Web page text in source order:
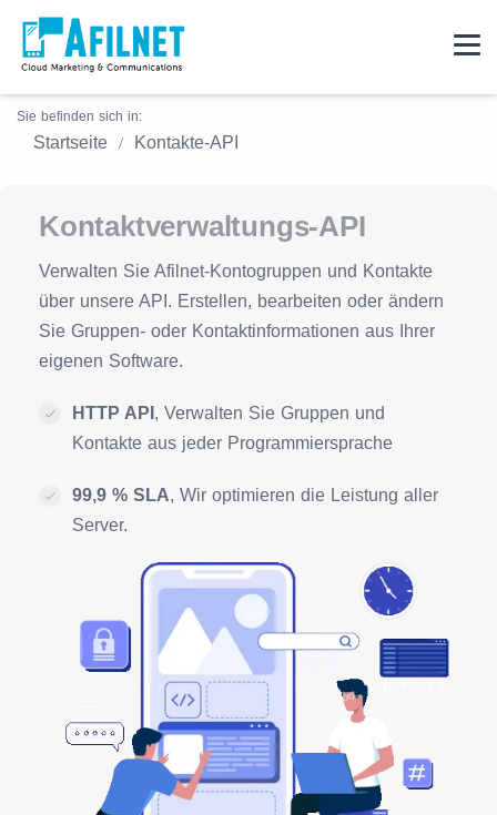
Sie befinden sich in:
Startseite Kontakte-API
Kontaktverwaltungs-API
Verwalten Sie Afilnet-Kontogruppen und Kontakte
über unsere API. Erstellen, bearbeiten oder ändern
Sie Gruppen- oder Kontaktinformationen aus Ihrer
eigenen Software.
HTTP API , Verwalten Sie Gruppen und
Kontakte aus jeder Programmiersprache
99,9 % SLA, Wir optimieren die Leistung aller
Server.